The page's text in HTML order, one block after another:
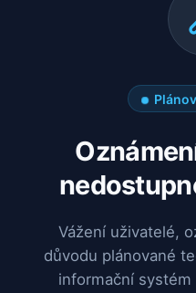
Vážení uživatelé,
důvodu plánované
informační